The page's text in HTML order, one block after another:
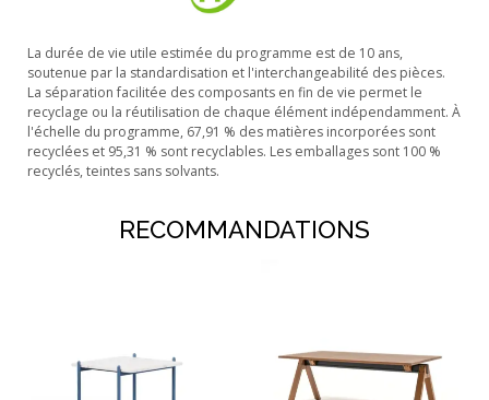
La durée de vie utile estimée du programme est de 10 ans,
soutenue par la standardisation et l'interchangeabilité des pièces.
La séparation facilitée des composants en fin de vie permet le
recyclage ou la réutilisation de chaque élément indépendamment. À
l'échelle du programme, 67,91 % des matières incorporées sont
recyclées et 95,31 % sont recyclables. Les emballages sont 100 %
recyclés, teintes sans solvants.
RECOMMANDATIONS